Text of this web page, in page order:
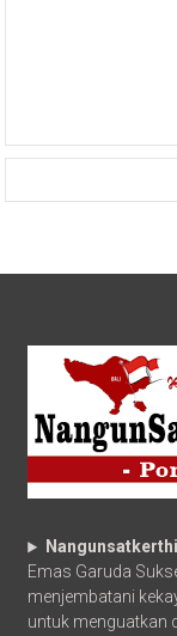
Emas Garuda
menjembatani
untuk menguatkan